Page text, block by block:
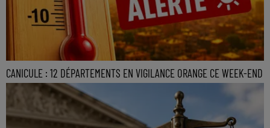
CANICULE : 12 DÉPARTEMENTS EN VIGILANCE ORANGE CE WEEK-END